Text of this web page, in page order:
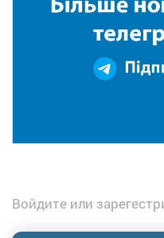
Войдите или